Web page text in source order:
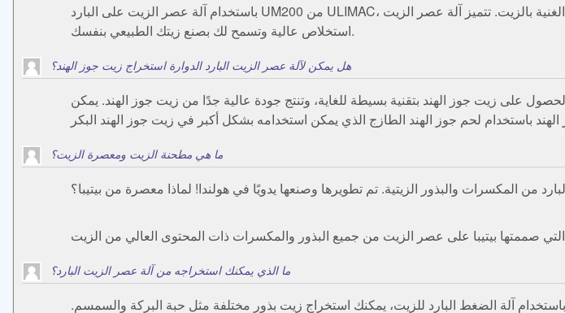
باستخدام آلة عصر الزيت على البارد UM200 من ULIMAC، يمكنك عصر الزيت محلي الصنع من جميع البذور والمكسرات الغنية بالزيت. تتميز آلة عصر الزيت UM200 الخاصة بنا بكفاءة
استخلاص عالية وتسمح لك بصنع زيتك الطبيعي بنفسك.
هل يمكن لآلة عصر الزيت البارد الدوارة استخراج زيت جوز الهند؟
على زيت جوز الهند بتقنية بسيطة للغاية، وتنتج جودة عالية جدًا من زيت جوز الهند. يمكن
ما هي مطحنة الزيت ومعصرة الزيت؟
المكسرات والبذور الزيتية. تم تطويرها وصنعها يدويًا في هولندا! لماذا معصرة من بيتيبا؟
ما الذي يمكنك استخراجه من آلة عصر الزيت البارد؟
آلة الضغط البارد للزيت، يمكنك استخراج زيت بذور مختلفة مثل حبة البركة والسمسم.